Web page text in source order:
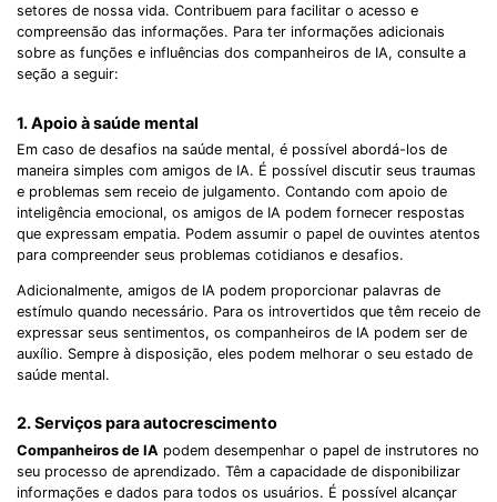
setores de nossa vida. Contribuem para facilitar o acesso e
compreensão das informações. Para ter informações adicionais
sobre as funções e influências dos companheiros de IA, consulte a
seção a seguir:
1. Apoio à saúde mental
Em caso de desafios na saúde mental, é possível abordá-los de
maneira simples com amigos de IA. É possível discutir seus traumas
e problemas sem receio de julgamento. Contando com apoio de
inteligência emocional, os amigos de IA podem fornecer respostas
que expressam empatia. Podem assumir o papel de ouvintes atentos
para compreender seus problemas cotidianos e desafios.
Adicionalmente, amigos de IA podem proporcionar palavras de
estímulo quando necessário. Para os introvertidos que têm receio de
expressar seus sentimentos, os companheiros de IA podem ser de
auxílio. Sempre à disposição, eles podem melhorar o seu estado de
saúde mental.
2. Serviços para autocrescimento
Companheiros de IA podem desempenhar o papel de instrutores no
seu processo de aprendizado. Têm a capacidade de disponibilizar
informações e dados para todos os usuários. É possível alcançar